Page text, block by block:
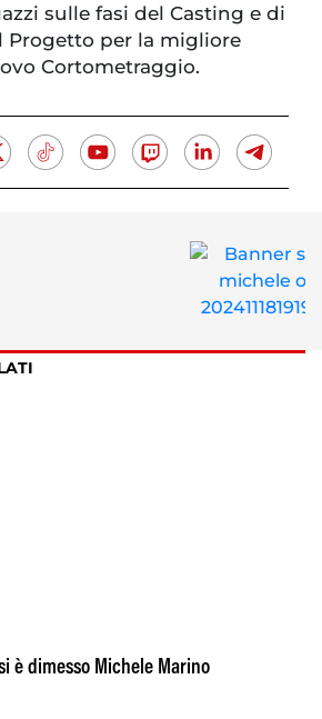
sulle fasi del Casting e di
Progetto per la migliore
Cortometraggio.
è dimesso Michele Marino